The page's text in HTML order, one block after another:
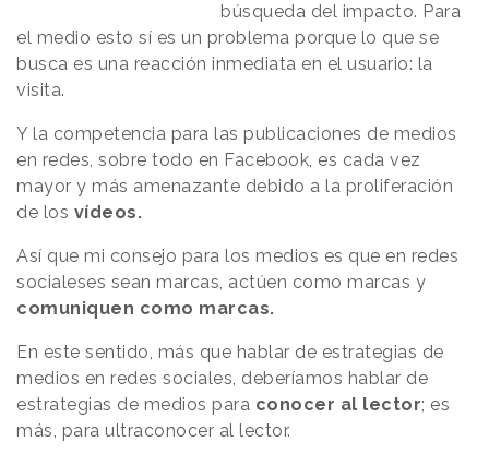
búsqueda del impacto. Para
el medio esto sí es un problema porque lo que se
busca es una reacción inmediata en el usuario: la
visita.
Y la competencia para las publicaciones de medios
en redes, sobre todo en Facebook, es cada vez
mayor y más amenazante debido a la proliferación
de los vídeos.
Así que mi consejo para los medios es que en redes
socialeses sean marcas, actúen como marcas y
comuniquen como marcas.
En este sentido, más que hablar de estrategias de
medios en redes sociales, deberíamos hablar de
estrategias de medios para conocer al lector; es
más, para ultraconocer al lector.